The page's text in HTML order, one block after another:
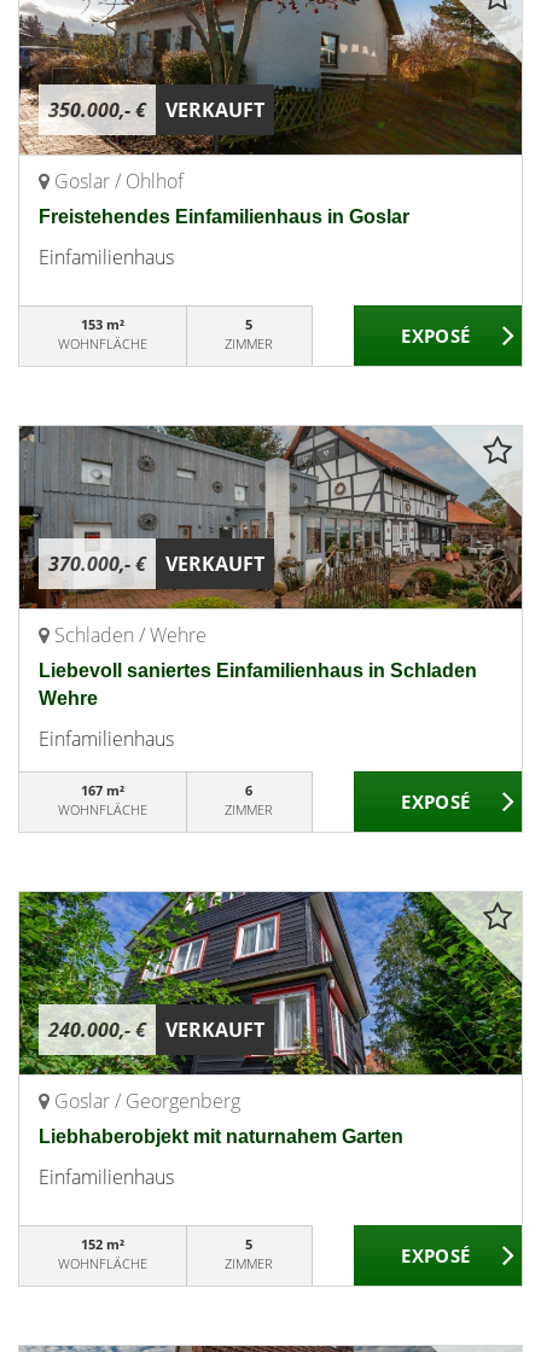
350.000,- € VERKAUFT
Goslar / Ohlhof
Freistehendes Einfamilienhaus in Goslar
Einfamilienhaus
153 m²
WOHNFLÄCHE
5
ZIMMER
370.000,- € VERKAUFT
Schladen / Wehre
Liebevoll saniertes Einfamilienhaus in Schladen
Wehre
Einfamilienhaus
167 m²
WOHNFLÄCHE
6
ZIMMER
240.000,- € VERKAUFT
Goslar / Georgenberg
Liebhaberobjekt mit naturnahem Garten
Einfamilienhaus
152 m²
WOHNFLÄCHE
5
ZIMMER